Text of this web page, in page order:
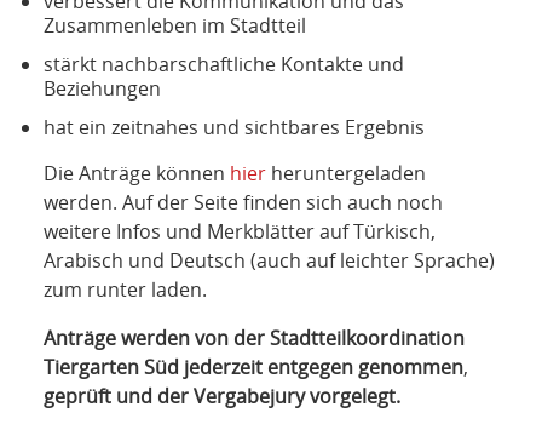
Zusammenleben im Stadtteil
stärkt nachbarschaftliche Kontakte und
Beziehungen
hat ein zeitnahes und sichtbares Ergebnis
Die Anträge können hierheruntergeladen
werden. Auf der Seite finden sich auch noch
weitere Infos und Merkblätter auf Türkisch,
Arabisch und Deutsch (auch auf leichter Sprache)
zum runter laden.
Anträge werden von der Stadtteilkoordination
Tiergarten Süd jederzeit entgegen genommen,
geprüft und der Vergabejury vorgelegt.